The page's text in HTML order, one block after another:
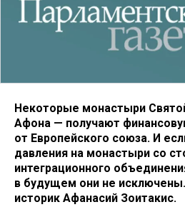
Некоторые монастыри
Афона — получают
от Европейского союза. И
давления на монастыри со
интеграционного
в будущем они не
историк Афанасий Зоитакис.